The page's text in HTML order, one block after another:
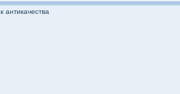
антикачества